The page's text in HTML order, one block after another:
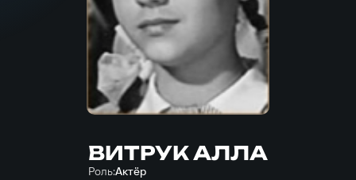
ВИТРУК АЛЛА
Роль:Актёр